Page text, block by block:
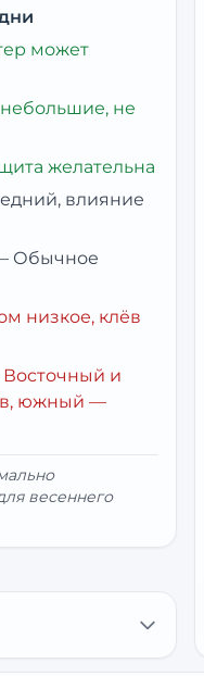
может
не
желательна
влияние
Обычное
низкое, клёв
и
южный —
весеннего